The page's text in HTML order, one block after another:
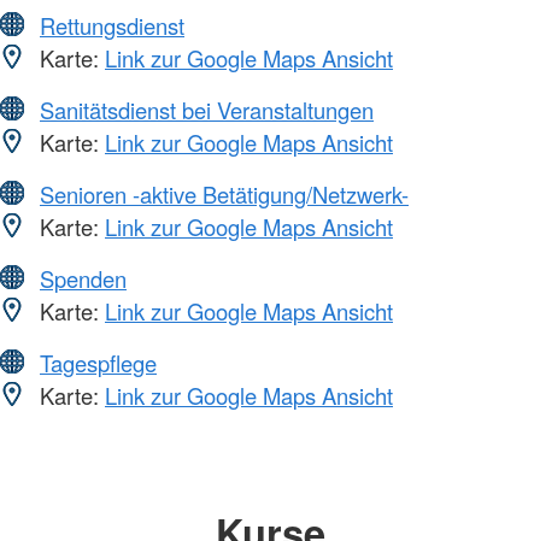
Rettungsdienst
Karte: Link zur Google Maps Ansicht
Sanitätsdienst bei Veranstaltungen
Karte: Link zur Google Maps Ansicht
Senioren -aktive Betätigung/Netzwerk-
Karte: Link zur Google Maps Ansicht
Spenden
Karte: Link zur Google Maps Ansicht
Tagespflege
Karte: Link zur Google Maps Ansicht